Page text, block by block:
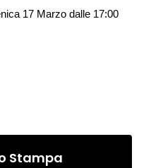
17 Marzo dalle 17:00
Stampa